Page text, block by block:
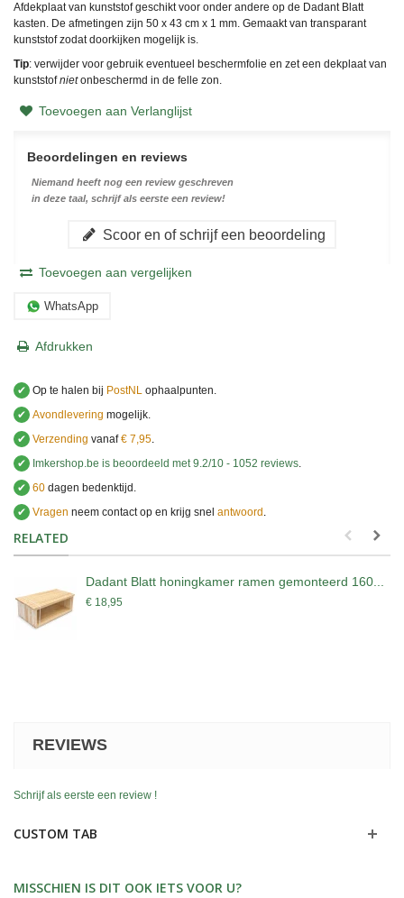
Afdekplaat van kunststof geschikt voor onder andere op de Dadant Blatt
kasten. De afmetingen zijn 50 x 43 cm x 1 mm. Gemaakt van transparant
kunststof zodat doorkijken mogelijk is.
Tip: verwijder voor gebruik eventueel beschermfolie en zet een dekplaat van
kunststofnietonbeschermd in de felle zon.
Toevoegen aan Verlanglijst
Beoordelingen en reviews
Niemand heeft nog een review geschreven
in deze taal, schrijf als eerste een review!
Scoor en of schrijf een beoordeling
Toevoegen aan vergelijken
WhatsApp
Afdrukken
✔ Op te halen bij PostNL ophaalpunten.
✔ Avondlevering mogelijk.
✔ Verzending vanaf€ 7,95.
✔
Imkershop.be is beoordeeld met9.2/10 - 1052 reviews.
✔ 60 dagen bedenktijd.
✔ Vragen neem contact op en krijg snel antwoord .
RELATED
Dadant Blatt honingkamer ramen gemonteerd 160...
€ 18,95
REVIEWS
Schrijf als eerste een review !
CUSTOM TAB
MISSCHIEN IS DIT OOK IETS VOOR U?